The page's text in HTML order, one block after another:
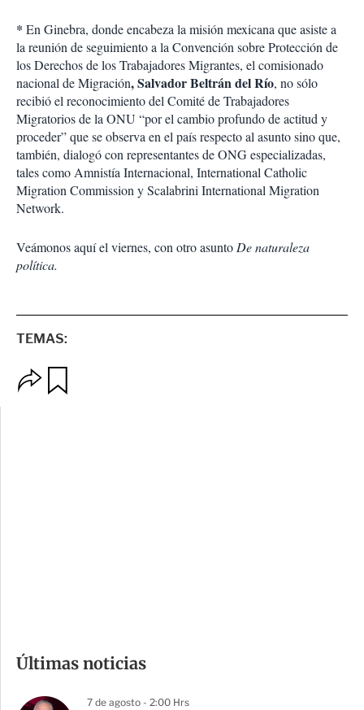
* En Ginebra, donde encabeza la misión mexicana que asiste a
la reunión de seguimiento a la Convención sobre Protección de
los Derechos de los Trabajadores Migrantes, el comisionado
nacional de Migración, Salvador Beltrán del Río, no sólo
recibió el reconocimiento del Comité de Trabajadores
Migratorios de la ONU “por el cambio profundo de actitud y
proceder” que se observa en el país respecto al asunto sino que,
también, dialogó con representantes de ONG especializadas,
tales como Amnistía Internacional, International Catholic
Migration Commission y Scalabrini International Migration
Network.
Veámonos aquí el viernes, con otro asunto De naturaleza
política.
TEMAS:
p
p
a
Últimas noticias
7 de agosto - 2:00 Hrs